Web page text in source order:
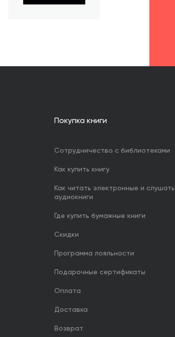
Покупка книги
Сотрудничество с библиотеками
Как купить книгу
Как читать электронные и слушать
аудиокниги
Где купить бумажные книги
Скидки
Программа лояльности
Подарочные сертификаты
Оплата
Доставка
Возврат